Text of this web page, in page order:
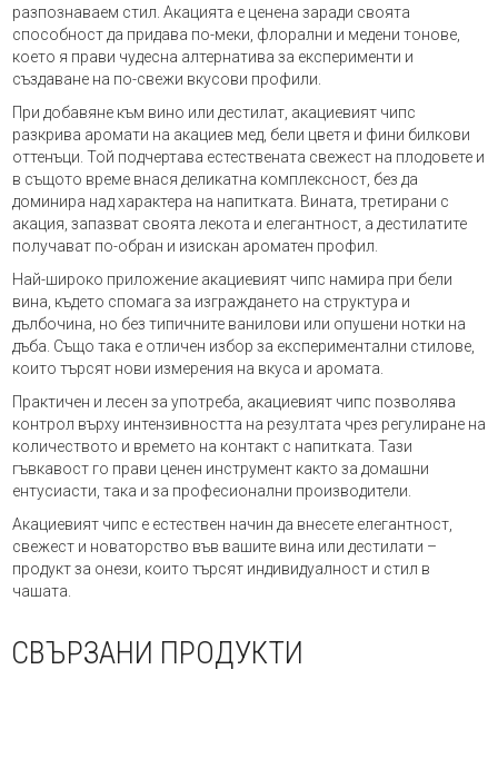
разпознаваем стил. Акацията е ценена заради своята
способност да придава по-меки, флорални и медени тонове,
което я прави чудесна алтернатива за експерименти и
създаване на по-свежи вкусови профили.
При добавяне към вино или дестилат, акациевият чипс
разкрива аромати на акациев мед, бели цветя и фини билкови
оттенъци. Той подчертава естествената свежест на плодовете и
в същото време внася деликатна комплексност, без да
доминира над характерa на напитката. Вината, третирани с
акация, запазват своята лекота и елегантност, а дестилатите
получават по-обран и изискан ароматен профил.
Най-широко приложение акациевият чипс намира при бели
вина, където спомага за изграждането на структура и
дълбочина, но без типичните ванилови или опушени нотки на
дъба. Също така е отличен избор за експериментални стилове,
които търсят нови измерения на вкуса и аромата.
Практичен и лесен за употреба, акациевият чипс позволява
контрол върху интензивността на резултата чрез регулиране на
количеството и времето на контакт с напитката. Тази
гъвкавост го прави ценен инструмент както за домашни
ентусиасти, така и за професионални производители.
Акациевият чипс е естествен начин да внесете елегантност,
свежест и новаторство във вашите вина или дестилати –
продукт за онези, които търсят индивидуалност и стил в
чашата.
СВЪРЗАНИ ПРОДУКТИ